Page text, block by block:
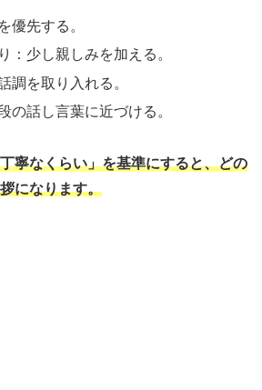
優先する。
：少し親しみを加える。
調を取り入れる。
の話し言葉に近づける。
寧なくらい」を基準にすると、どの
になります。